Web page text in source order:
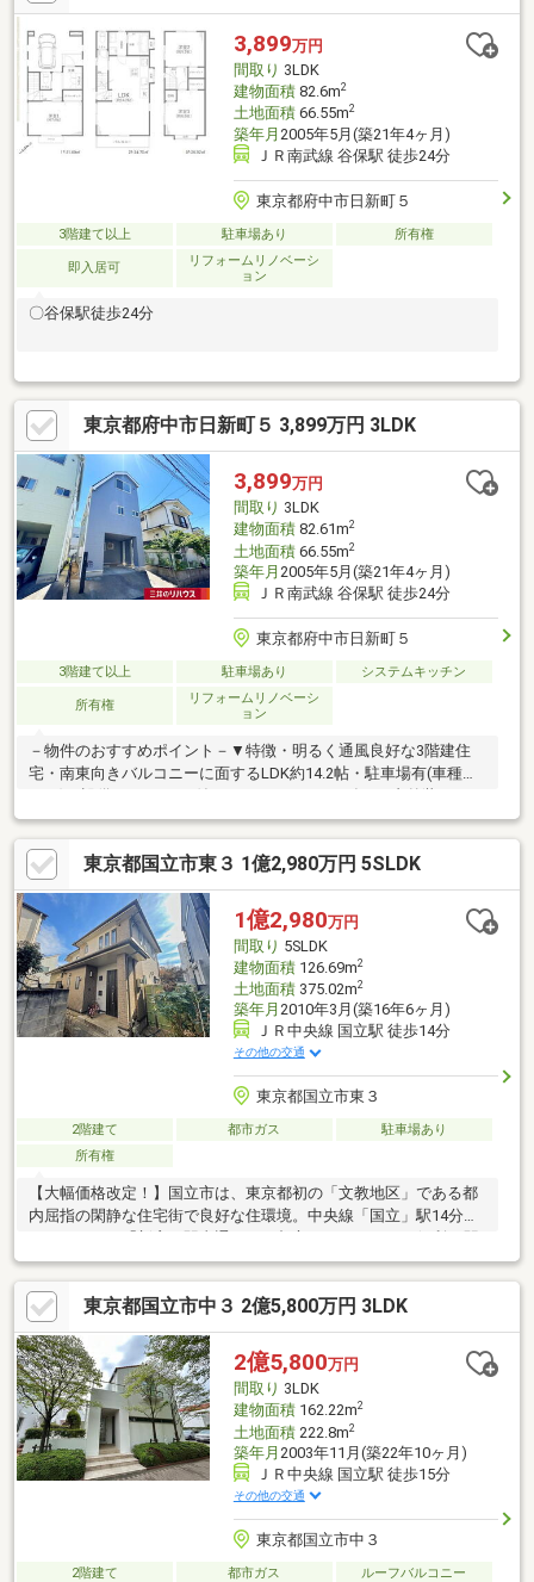
レ、洗面化粧台交換・フローリング・クロス全室貼替、建具交
換・外壁・屋根塗装◇平日のご案内も可能です。詳細はお気軽に
お問い合わせください。
3,899万円
間取り 3LDK
建物面積82.6m2
土地面積66.55m2
築年月 2005年5月(築21年4ヶ月)
ＪＲ南武線 谷保駅 徒歩24分
東京都府中市日新町５
3階建て以上 駐車場あり 所有権
即入居可
リフォームリノベーシ
ョン
〇谷保駅徒歩24分
東京都府中市日新町５ 3,899万円 3LDK
3,899万円
間取り 3LDK
建物面積82.61m2
土地面積66.55m2
築年月 2005年5月(築21年4ヶ月)
ＪＲ南武線 谷保駅 徒歩24分
東京都府中市日新町５
3階建て以上 駐車場あり システムキッチン
所有権
リフォームリノベーシ
ョン
－物件のおすすめポイント－▼特徴・明るく通風良好な3階建住
宅・南東向きバルコニーに面するLDK約14.2帖・駐車場有(車種に
ーム済【交換】キッチン、浴室、洗面化粧台、トイレ 等【張替】
フローリング(LDK・全洋室・廊下)、クロス(壁・天井) 等【その
他】外壁・屋根塗装 他▼周辺環境・府中四谷ショッピングセンタ
ー 徒歩7分(約500m)※南東側通路は建築基準法に定める道路ではあ
りません■ ご希望の住まい探しをお手伝いします
━━━━━・・・物件の詳細・ご相談はお気軽にお問い合わせく
ださい。
東京都国立市東３ 1億2,980万円 5SLDK
1億2,980万円
間取り 5SLDK
建物面積126.69m2
土地面積375.02m2
築年月 2010年3月(築16年6ヶ月)
ＪＲ中央線 国立駅 徒歩14分
その他の交通
東京都国立市東３
2階建て 都市ガス
駐車場あり
所有権
【大幅価格改定！】国立市は、東京都初の「文教地区」である都
内屈指の閑静な住宅街で良好な住環境。中央線「国立」駅14分と
2路線利用可能な利便性に加え、周辺には学校やスーパーが揃い安
心の住環境。こちらの土地は自由設計が可能なため、暮らしに合
わせた邸宅を実現できます。希望の建築プランを即日作成可能で
すので、お気軽にご連絡ください。＊ランディックスについて＊
【2019年東証グロース市場上場】城南エリアにて年間売上250億
円とNo.1の分譲、販売実績がございます。即日のご案内も可能で
すので、お気軽にお問い合わせください！
東京都国立市中３ 2億5,800万円 3LDK
2億5,800万円
間取り 3LDK
建物面積162.22m2
土地面積222.8m2
築年月 2003年11月(築22年10ヶ月)
ＪＲ中央線 国立駅 徒歩15分
その他の交通
東京都国立市中３
2階建て 都市ガス ルーフバルコニー